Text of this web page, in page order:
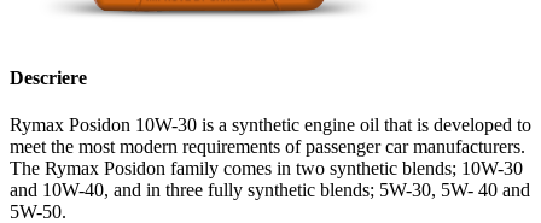
Descriere
Rymax Posidon 10W-30 is a synthetic engine oil that is developed to
meet the most modern requirements of passenger car manufacturers.
The Rymax Posidon family comes in two synthetic blends; 10W-30
and 10W-40, and in three fully synthetic blends; 5W-30, 5W- 40 and
5W-50.